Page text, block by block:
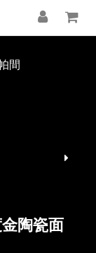
間
陶瓷面